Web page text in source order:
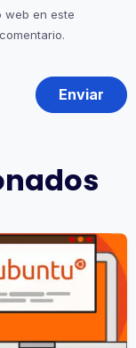
web en este